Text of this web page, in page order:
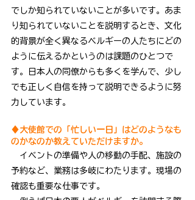
でしか知られていないことが多いです。あま
り知られていないことを説明するとき、文化
的背景が全く異なるベルギーの人たちにどの
ように伝えるかというのは課題のひとつで
す。日本人の同僚からも多くを学んで、少し
でも正しく自信を持って説明できるように努
力しています。
♦大使館での「忙しい一日」はどのようなも
のかなのか教えていただけますか。
イベントの準備や人の移動の手配、施設の
予約など、業務は多岐にわたります。現場の
確認も重要な仕事です。